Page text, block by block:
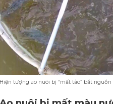
Hiện tượng ao nuôi bị “mất tảo” bắt